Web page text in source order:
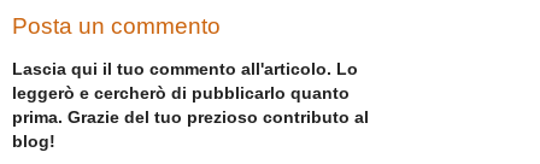
Posta un commento
Lascia qui il tuo commento all'articolo. Lo
leggerò e cercherò di pubblicarlo quanto
prima. Grazie del tuo prezioso contributo al
blog!